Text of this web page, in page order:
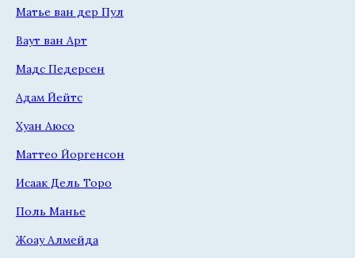
Матье ван дер Пул
Ваут ван Арт
Мадс Педерсен
Адам Йейтс
Хуан Аюсо
Маттео Йоргенсон
Исаак Дель Торо
Поль Манье
Жоау Алмейда